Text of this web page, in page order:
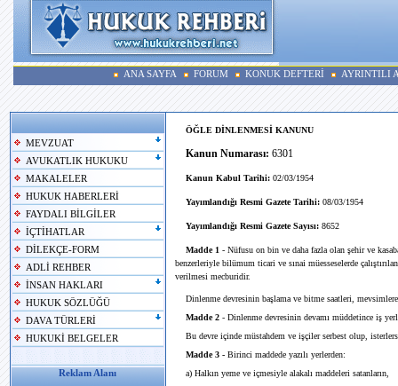
ANA SAYFA FORUM KONUK DEFTERİ AYRINTILI
MEVZUAT
AVUKATLIK HUKUKU
MAKALELER
HUKUK HABERLERİ
FAYDALI BİLGİLER
İÇTİHATLAR
DİLEKÇE-FORM
ADLİ REHBER
İNSAN HAKLARI
HUKUK SÖZLÜĞÜ
DAVA TÜRLERİ
HUKUKİ BELGELER
Reklam Alanı
ÖĞLE DİNLENMESİ KANUNU
Kanun Numarası: 6301
Kanun Kabul Tarihi: 02/03/1954
Yayımlandığı Resmi Gazete Tarihi: 08/03/1954
Yayımlandığı Resmi Gazete Sayısı: 8652
Madde 1 - Nüfusu on bin ve daha fazla olan şehir ve
benzerleriyle bilümum ticari ve sınai müesseselerde
verilmesi mecburidir.
Dinlenme devresinin başlama ve bitme saatleri,
Madde 2 - Dinlenme devresinin devamı müddetince iş
Bu devre içinde müstahdem ve işçiler serbest olup,
Madde 3 - Birinci maddede yazılı yerlerden:
a) Halkın yeme ve içmesiyle alakalı maddeleri satanların,